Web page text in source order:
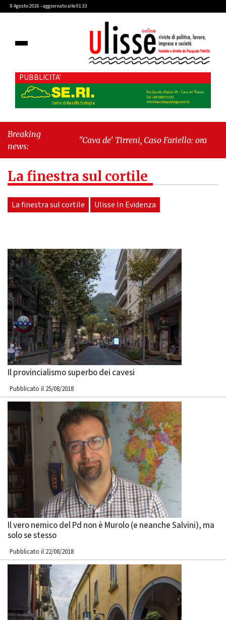
8 Agosto 2026 - aggiornato alle 01:33
PUBBLICITA'
Breaking
news:
"Cava de' Tirreni, Caso Fariello: ora torniamo ai
La finestra sul cortile
La finestra sul cortile Ulisse In Evidenza
Il provincialismo superbo dei cavesi
Pubblicato il 25/08/2018
Il vero nemico del Pd non è Murolo (e neanche Salvini), ma
solo se stesso
Pubblicato il 22/08/2018